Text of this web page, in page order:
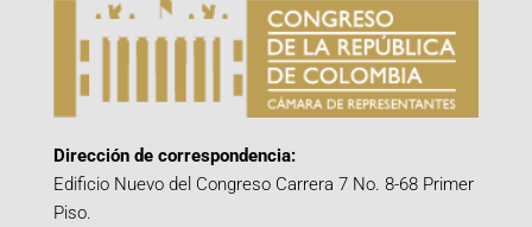
Dirección de correspondencia:
Edificio Nuevo del Congreso Carrera 7 No. 8-68 Primer
Piso.